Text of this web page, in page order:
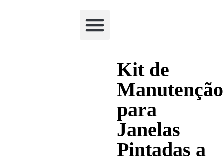
Kit de
Manutenção
para
Janelas
Pintadas a